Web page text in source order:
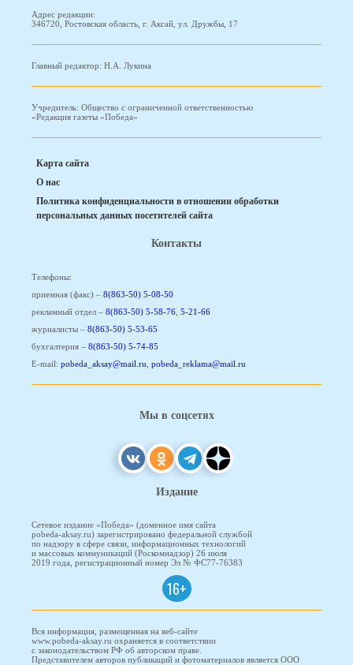
Адрес редакции:
346720, Ростовская область, г. Аксай, ул. Дружбы, 17
Главный редактор: Н.А. Лукина
Учредитель: Общество с ограниченной ответственностью
«Редакция газеты «Победа»
Карта сайта
О нас
Политика конфиденциальности в отношении обработки
персональных данных посетителей сайта
Контакты
Телефоны:
приемная (факс) – 8(863-50) 5-08-50
рекламный отдел – 8(863-50) 5-58-76 5-21-66
журналисты – 8(863-50) 5-53-65
бухгалтерия – 8(863-50) 5-74-85
E-mail: pobeda_aksay@mail.ru pobeda_reklama@mail.ru
Мы в соцсетях
Издание
Сетевое издание «Победа» (доменное имя сайта
pobeda-aksay.ru) зарегистрировано федеральной службой
по надзору в сфере связи, информационных технологий
и массовых коммуникаций (Роскомнадзор) 26 июля
2019 года, регистрационный номер Эл № ФС77-76383
16+
Вся информация, размещенная на веб-сайте
www.pobeda-aksay.ru охраняется в соответствии
с законодательством РФ об авторском праве.
Представителем авторов публикаций и фотоматериалов является ООО